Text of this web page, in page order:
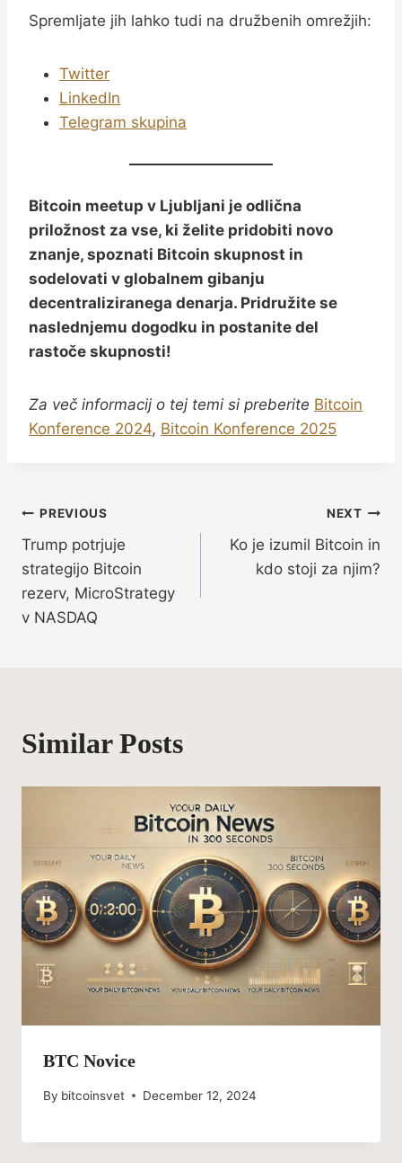
Spremljate jih lahko tudi na družbenih omrežjih:
Twitter
LinkedIn
Telegram skupina
Bitcoin meetup v Ljubljani je odlična
priložnost za vse, ki želite pridobiti novo
znanje, spoznati Bitcoin skupnost in
sodelovati v globalnem gibanju
decentraliziranega denarja. Pridružite se
naslednjemu dogodku in postanite del
rastoče skupnosti!
Za več informacij o tej temi si preberite Bitcoin
Konference 2024, Bitcoin Konference 2025
Post
navigation
PREVIOUS
Trump potrjuje
strategijo Bitcoin
rezerv, MicroStrategy
v NASDAQ
NEXT
Ko je izumil Bitcoin in
kdo stoji za njim?
Similar Posts
BTC Novice
By bitcoinsvet December 12, 2024